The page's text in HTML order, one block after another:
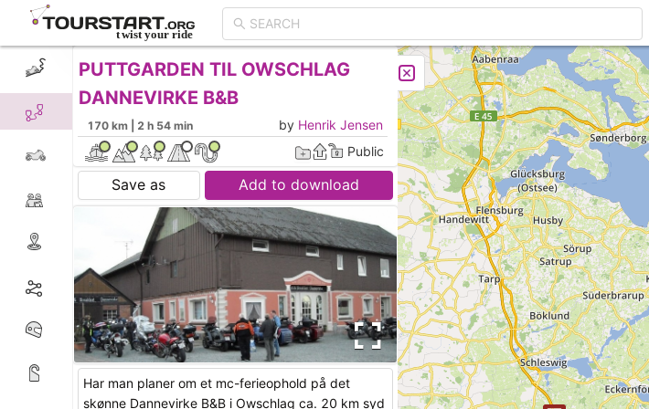
CREATE TOUR LIST
PUTTGARDEN TIL OWSCHLAG
DANNEVIRKE B&B
170 km | 2 h 54 min by Henrik Jensen
Public
Save as Add to download
Har man planer om et mc-ferieophold på det
skønne Dannevirke B&B i Owschlag ca. 20 km syd